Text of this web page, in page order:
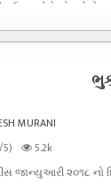
ઉપર એને એ પ્રોજેક્ટ
જશ
MURANI
5.2k
જાન્યુઆરી ૨૦૧૮